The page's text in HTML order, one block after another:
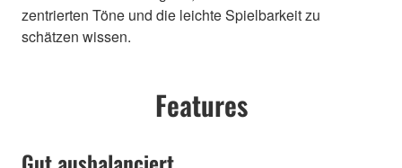
zentrierten Töne und die leichte Spielbarkeit zu
schätzen wissen.
Features